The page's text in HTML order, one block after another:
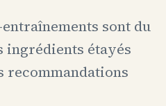
sont du
étayés
recommandations